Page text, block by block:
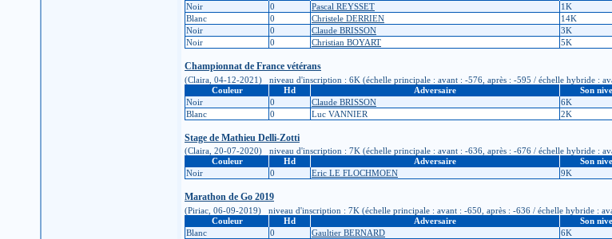
Noir
0 Pascal REYSSET 1K
Blanc
0 Christele DERRIEN 14K
Noir
0 Claude BRISSON 3K
Noir
0 Christian BOYART 5K
Championnat de France vétérans
(Claira, 04-12-2021) niveau d'inscription : 6K (échelle principale : avant : -576, après : -595 / échelle hybride :
Couleur
Hd Adversaire Son
Noir
0 Claude BRISSON 6K
Blanc
0 Luc VANNIER 2K
Stage de Mathieu Delli-Zotti
(Claira, 20-07-2020) niveau d'inscription : 7K (échelle principale : avant : -636, après : -676 / échelle hybride :
Couleur
Hd Adversaire Son
Noir
0 Eric LE FLOCHMOEN 9K
Marathon de Go 2019
(Piriac, 06-09-2019) niveau d'inscription : 7K (échelle principale : avant : -650, après : -636 / échelle hybride :
Couleur
Hd Adversaire Son
Blanc
0 Gaultier BERNARD 6K